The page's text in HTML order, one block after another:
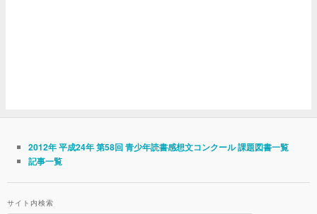
2012年 平成24年 第58回 青少年読書感想文コンクール 課題図書一覧
記事一覧
サイト内検索